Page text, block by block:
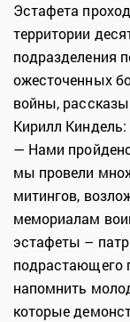
Эстафета
территории
подразделения
ожесточенных
войны,
Кирилл Киндель:
— Нами
мы провели
митингов,
мемориалам
эстафеты –
подрастающего
напомнить
которые